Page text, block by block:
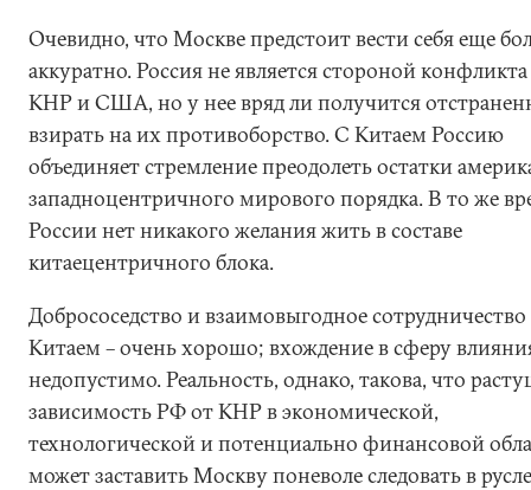
Очевидно, что Москве предстоит вести себя еще
аккуратно. Россия не является стороной
КНР и США, но у нее вряд ли получится
взирать на их противоборство. С Китаем Россию
объединяет стремление преодолеть остатки
западноцентричного мирового порядка. В то же
России нет никакого желания жить в составе
китаецентричного блока.
Добрососедство и взаимовыгодное сотрудничество
Китаем – очень хорошо; вхождение в сферу
недопустимо. Реальность, однако, такова, что
зависимость РФ от КНР в экономической,
технологической и потенциально финансовой
может заставить Москву поневоле следовать в русле